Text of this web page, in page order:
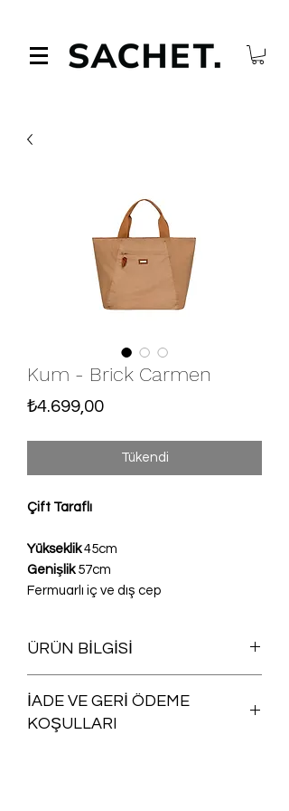
Kum - Brick Carmen
₺4.699,00Fiyat
Tükendi
Çift Taraflı
Yükseklik45cm
Genişlik57cm
Fermuarlı iç ve dış cep
ÜRÜN BİLGİSİ
İADE VE GERİ ÖDEME
KOŞULLARI